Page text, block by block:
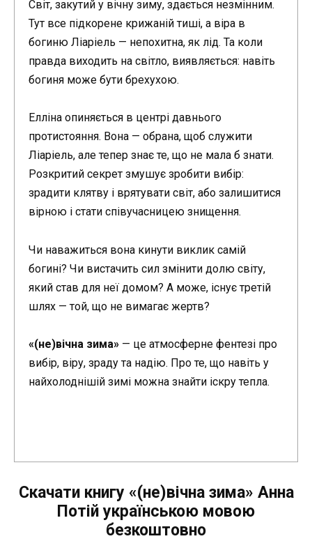
Світ, закутий у вічну зиму, здається незмінним.
Тут все підкорене крижаній тиші, а віра в
богиню Ліаріель — непохитна, як лід. Та коли
правда виходить на світло, виявляється: навіть
богиня може бути брехухою.
Елліна опиняється в центрі давнього
протистояння. Вона — обрана, щоб служити
Ліаріель, але тепер знає те, що не мала б знати.
Розкритий секрет змушує зробити вибір:
зрадити клятву і врятувати світ, або залишитися
вірною і стати співучасницею знищення.
Чи наважиться вона кинути виклик самій
богині? Чи вистачить сил змінити долю світу,
який став для неї домом? А може, існує третій
шлях — той, що не вимагає жертв?
«(не)вічна зима» — це атмосферне фентезі про
вибір, віру, зраду та надію. Про те, що навіть у
найхолоднішій зимі можна знайти іскру тепла.
Скачати книгу «(не)вічна зима» Анна
Потій українською мовою
безкоштовно